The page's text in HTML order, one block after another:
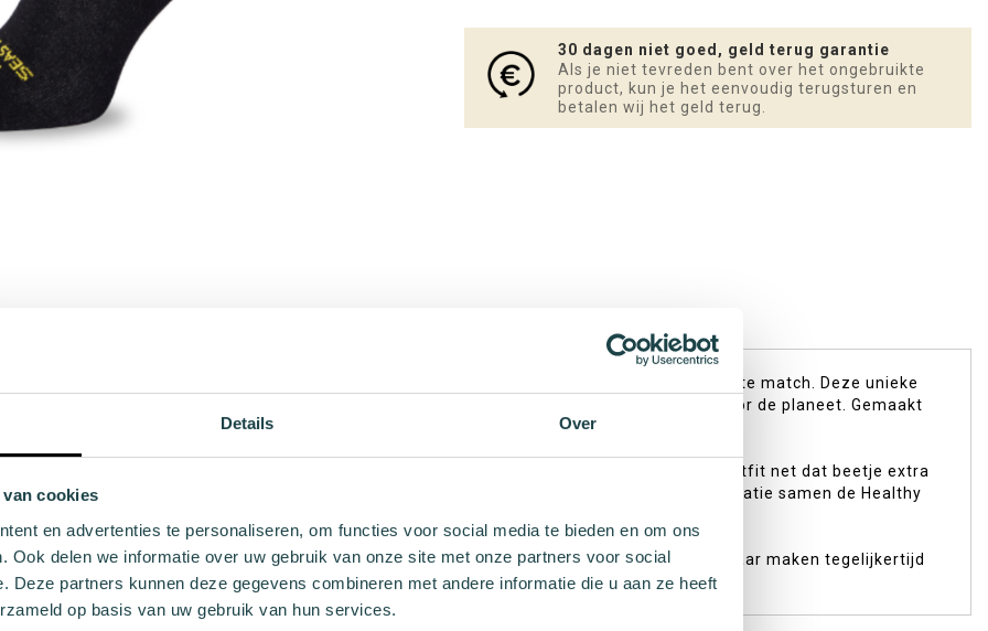
Details Over
cookies
en advertenties te personaliseren, om functies voor social media te bieden en om ons
Ook delen we informatie over uw gebruik van onze site met onze partners voor social
Deze partners kunnen deze gegevens combineren met andere informatie die u aan ze heeft
op basis van uw gebruik van hun services.
30 dagen niet goed, geld terug garantie
Als je niet tevreden bent over het ongebruikte
product, kun je het eenvoudig terugsturen en
betalen wij het geld terug.
zowel stijl als duurzaamheid? Dan zijn de Brekr X HSS Limited Edition sokken jouw perfecte match. Deze unieke
een opvallend sidderaal-patroon, is niet alleen een statement in je garderobe maar ook voor de planeet. Gemaakt
katoen, bieden deze sokken comfort zonder afbreuk te doen aan milieuvriendelijkheid.
geniet van het weekend; deze sokken passen bij elke gelegenheid en geven jouw outfit net dat beetje extra
draag je ook bij aan schonere oceanen – want met elke aankoop steunen we met een donatie samen de Healthy
de wereld van verantwoorde mode. Jouw voeten zullen niet alleen stijlvol gekleed gaan, maar maken tegelijkertijd
die goede keuze; voor style, comfort én purpose!